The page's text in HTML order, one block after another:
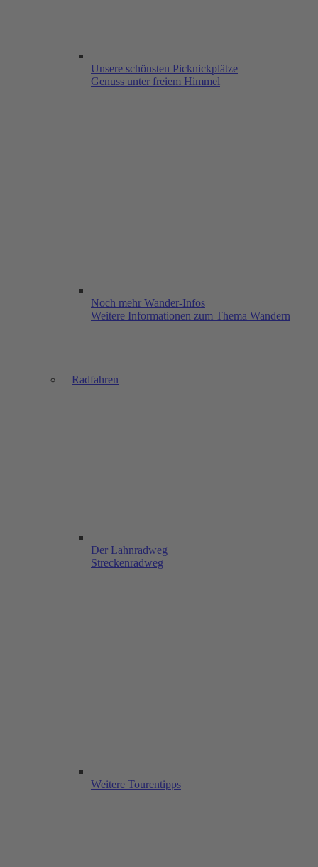
Unsere schönsten Picknickplätze
Genuss unter freiem Himmel
Noch mehr Wander-Infos
Weitere Informationen zum Thema Wandern
Radfahren
Der Lahnradweg
Streckenradweg
Weitere Tourentipps